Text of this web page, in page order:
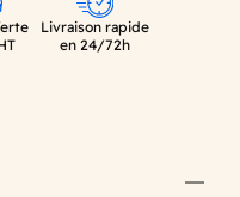
Livraison rapide
en 24/72h